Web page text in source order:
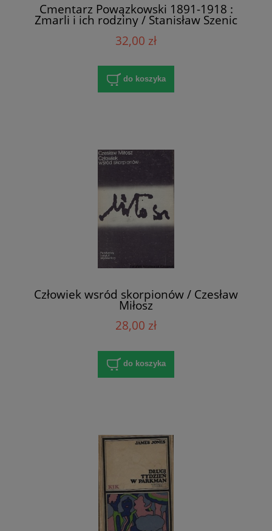
Cmentarz Powązkowski 1891-1918 :
Zmarli i ich rodziny / Stanisław Szenic
32,00 zł
do koszyka
Człowiek wsród skorpionów / Czesław
Miłosz
28,00 zł
do koszyka